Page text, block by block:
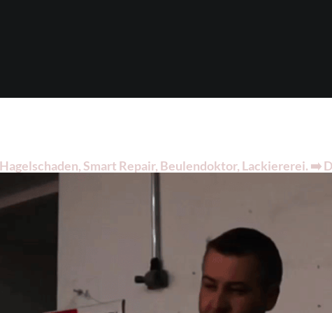
Smart Repair, Beulendoktor, Lackiererei. ➡️
✔️ Hagelschaden und ✔️ Lackiererei. Besuchen Sie